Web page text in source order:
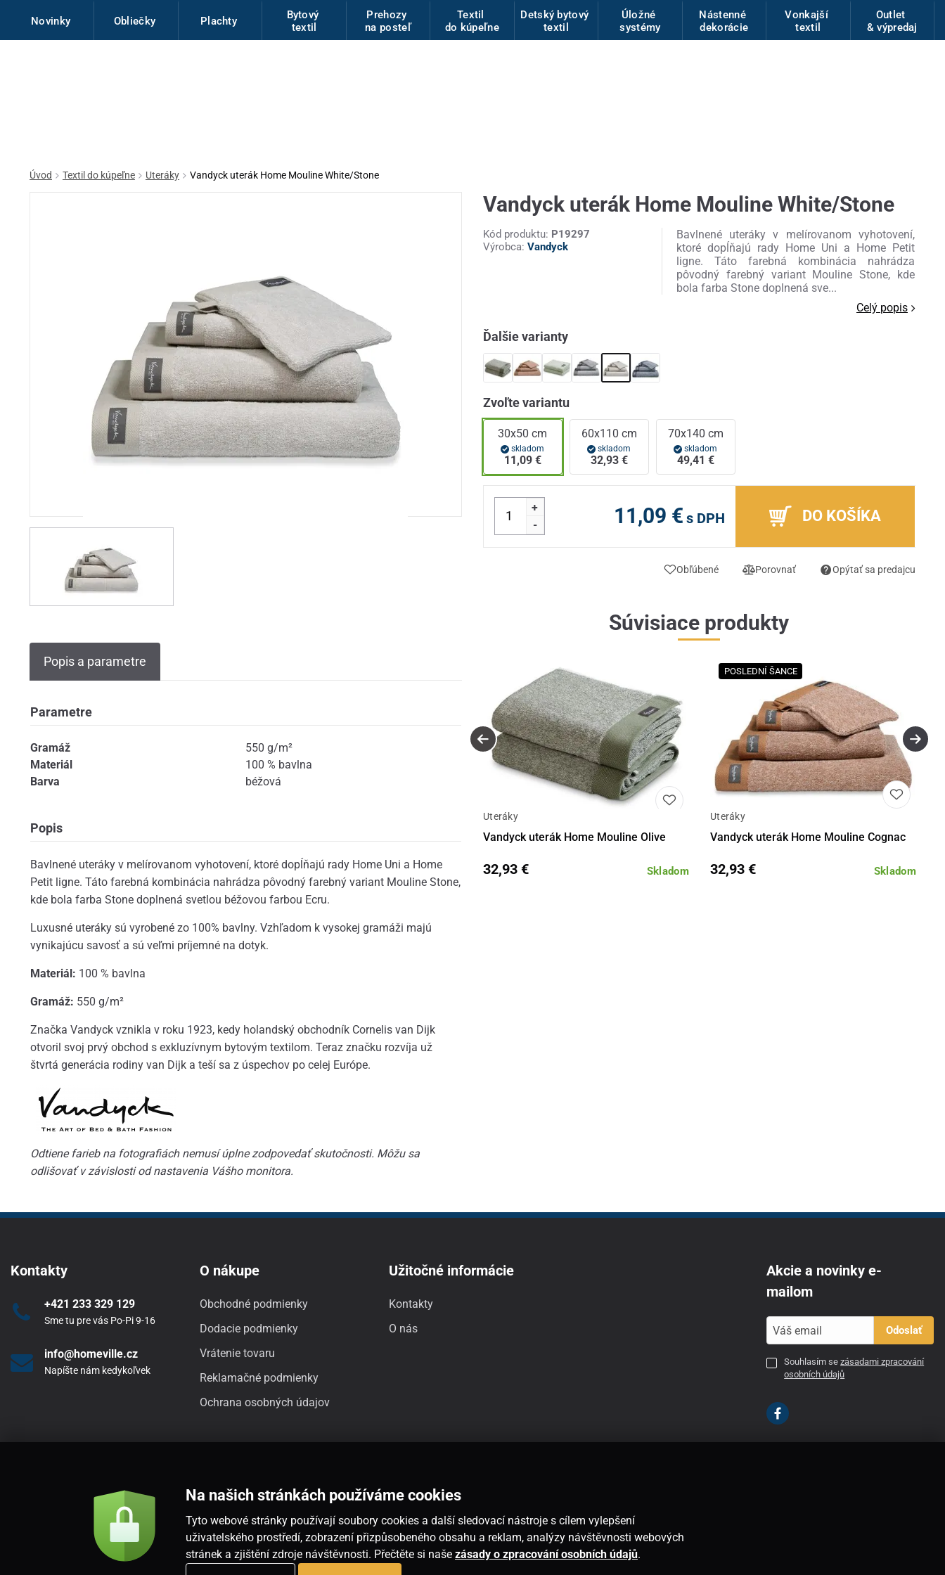
Novinky Obliečky Plachty
Bytový
textil
Prehozy
na posteľ
Textil
do kúpeľne
Detský bytový
textil
Úložné
systémy
Nástenné
dekorácie
Vonkajší
textil
Outlet
& výpredaj
Úvod Textil do kúpeľne Uteráky Vandyck uterák Home Mouline White/Stone
Popis a parametre
Parametre
Gramáž
550 g/m²
Materiál
100 % bavlna
Barva
béžová
Popis
Bavlnené uteráky v melírovanom vyhotovení, ktoré dopĺňajú rady Home Uni a Home
Petit ligne. Táto farebná kombinácia nahrádza pôvodný farebný variant Mouline Stone,
kde bola farba Stone doplnená svetlou béžovou farbou Ecru.
Luxusné uteráky sú vyrobené zo 100% bavlny. Vzhľadom k vysokej gramáži majú
vynikajúcu savosť a sú veľmi príjemné na dotyk.
Materiál: 100 % bavlna
Gramáž: 550 g/m²
Značka Vandyck vznikla v roku 1923, kedy holandský obchodník Cornelis van Dijk
otvoril svoj prvý obchod s exkluzívnym bytovým textilom. Teraz značku rozvíja už
štvrtá generácia rodiny van Dijk a teší sa z úspechov po celej Európe.
Odtiene farieb na fotografiách nemusí úplne zodpovedať skutočnosti. Môžu sa
odlišovať v závislosti od nastavenia Vášho monitora.
Vandyck uterák Home Mouline White/Stone
Kód produktu: P19297
Výrobca: Vandyck
Bavlnené uteráky v melírovanom vyhotovení,
ktoré dopĺňajú rady Home Uni a Home Petit
ligne. Táto farebná kombinácia nahrádza
pôvodný farebný variant Mouline Stone, kde
bola farba Stone doplnená sve...
Celý popis
Ďalšie varianty
Zvoľte variantu
30x50 cm
skladom
11,09 €
60x110 cm
skladom
32,93 €
70x140 cm
skladom
49,41 €
+
-
11,09 € s DPH DO KOŠÍKA
Obľúbené Porovnať Opýtať sa predajcu
Súvisiace produkty
Uteráky
Vandyck uterák Home Mouline Olive
Skladom
32,93 €
POSLEDNÍ ŠANCE
Uteráky
Vandyck uterák Home Mouline Cognac
Skladom
32,93 €
Kontakty
+421 233 329 129
Sme tu pre vás Po-Pi 9-16
info@homeville.cz
Napíšte nám kedykoľvek
O nákupe
Obchodné podmienky
Dodacie podmienky
Vrátenie tovaru
Reklamačné podmienky
Ochrana osobných údajov
Užitočné informácie
Kontakty
O nás
Akcie a novinky e-
mailom
Odoslať
Souhlasím sezásadami zpracování
osobních údajů
Na našich stránkách používáme cookies
Tyto webové stránky používají soubory cookies a další sledovací nástroje s cílem vylepšení
uživatelského prostředí, zobrazení přizpůsobeného obsahu a reklam, analýzy návštěvnosti webových
stránek a zjištění zdroje návštěvnosti. Přečtěte si naše zásady o zpracování osobních údajů.